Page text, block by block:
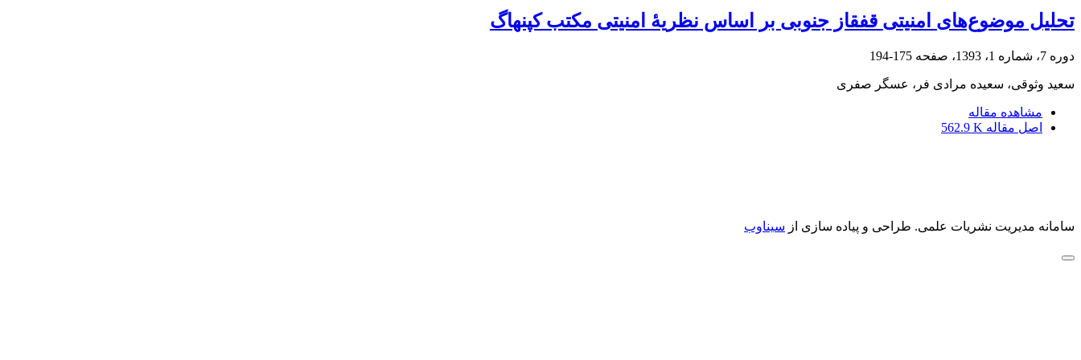
تحلیل موضوع‌های امنیتی قفقاز جنوبی بر اساس نظریۀ امنیتی مکتب کپنهاگ
دوره 7، شماره 1، 1393، صفحه 175-194
سعید وثوقی، سعیده مرادی فر، عسگر صفری
مشاهده مقاله
اصل مقاله 562.9 K
سامانه مدیریت نشریات علمی. طراحی و پیاده سازی از سیناوب